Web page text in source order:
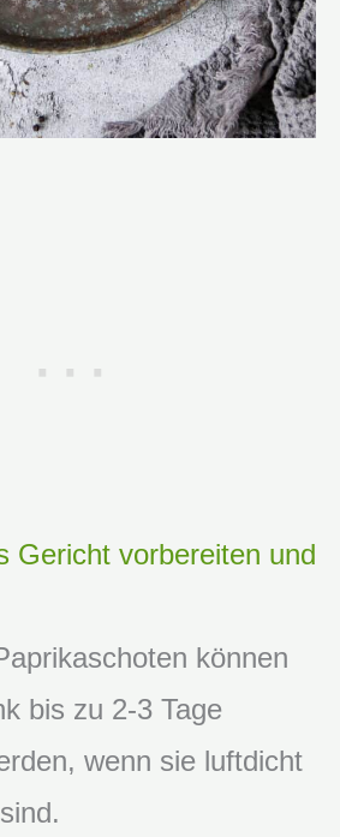
Gericht vorbereiten und
können
bis zu 2-3 Tage
wenn sie luftdicht